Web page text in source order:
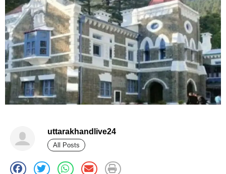
uttarakhandlive24
All Posts